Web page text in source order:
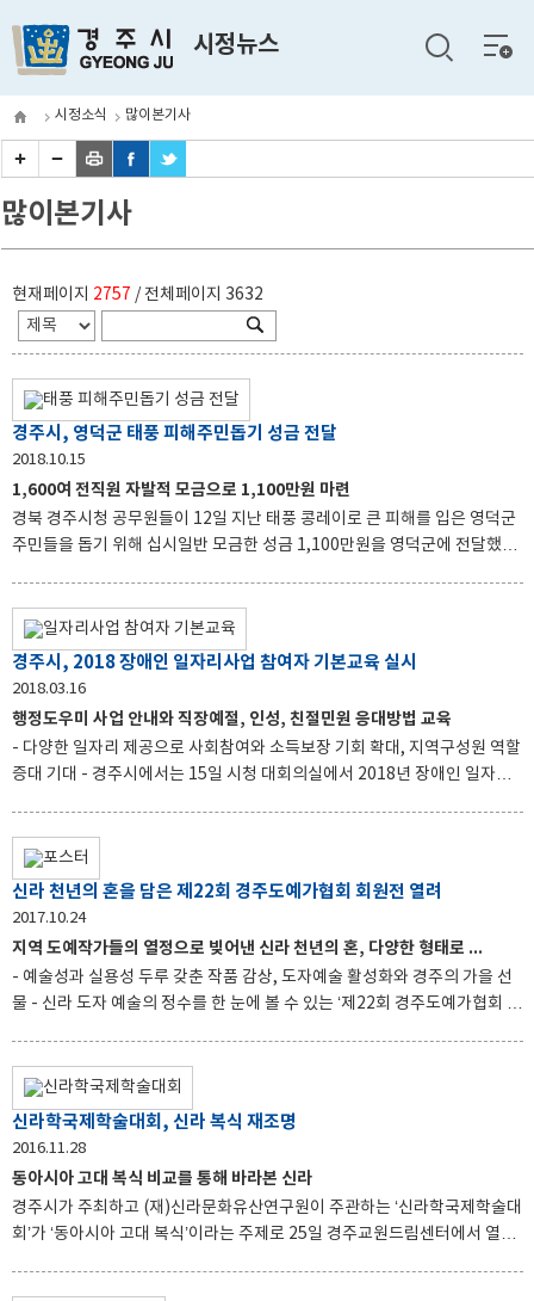
시정뉴스
전체
메뉴
시정소식 많이본기사
많이본기사
현재페이지 2757 / 전체페이지 3632
경주시, 영덕군 태풍 피해주민돕기 성금 전달
2018.10.15
1,600여 전직원 자발적 모금으로 1,100만원 마련
경북 경주시청 공무원들이 12일 지난 태풍 콩레이로 큰 피해를 입은 영덕군
주민들을 돕기 위해 십시일반 모금한 성금 1,100만원을 영덕군에 전달했다.
해 주민들에게 조금이나마 도움이 되길 바라는 마음으로 자발적으로 참여하
여 이뤄졌다. 이날 성금 전달을 위해 영덕군청을 직접 방문한 주낙영 경주시
장은 “영덕은 동해안 5개시군 행정협의회를 같이 하는 이웃사촌으로서 어렵
속히 완료되어 하루빨리 주민들이 일상으로 돌아갈 수 있게 되기를 바란다
&rdq
경주시, 2018 장애인 일자리사업 참여자 기본교육 실시
2018.03.16
행정도우미 사업 안내와 직장예절, 인성, 친절민원 응대방법 교육
- 다양한 일자리 제공으로 사회참여와 소득보장 기회 확대, 지역구성원 역할
증대 기대 - 경주시에서는 15일 시청 대회의실에서 2018년 장애인 일자리
일자리를 제공하여 사회참여와 소득보장의 기회를 확대하고, 참여자들의 직
업적인 역량을 강화하여 재활과 자립여건을 조성하는 데 큰 역할을 하기 위
해 실시하고 있다. 이를 위해 경주시는 약 6억7천만원의 예산을 소요하여
동 주민센터나 공공기관 등의 행정도우미로써 일할 수 있도록 지원하고 있
다. &nb
신라 천년의 혼을 담은 제22회 경주도예가협회 회원전 열려
2017.10.24
지역 도예작가들의 열정으로 빚어낸 신라 천년의 혼, 다양한 형태로 만날
- 예술성과 실용성 두루 갖춘 작품 감상, 도자예술 활성화와 경주의 가을 선
물 - 신라 도자 예술의 정수를 한 눈에 볼 수 있는 ‘제22회 경주도예가협회 회
다’라는 주제로, 지역의 도예 작가 40여명이 흙과 불 그리고 작가의 열정으
로 빚어낸 토기와 청자, 분청과 백자, 생활도자기 등 다양한 크기와 형태의
도자기를 전통과 현대, 시간과 공간, 구상과 추상을 넘나드는 구성으로 전시
전시회는 신라 토기의 모든 것과 각종 생활 공예품을 직접 볼 수 있는 절호의
기회다. 저명한 도공들의 예술혼과 열
신라학국제학술대회, 신라 복식 재조명
2016.11.28
동아시아 고대 복식 비교를 통해 바라본 신라
경주시가 주최하고 (재)신라문화유산연구원이 주관하는 ‘신라학국제학술대
회’가 ‘동아시아 고대 복식’이라는 주제로 25일 경주교원드림센터에서 열렸